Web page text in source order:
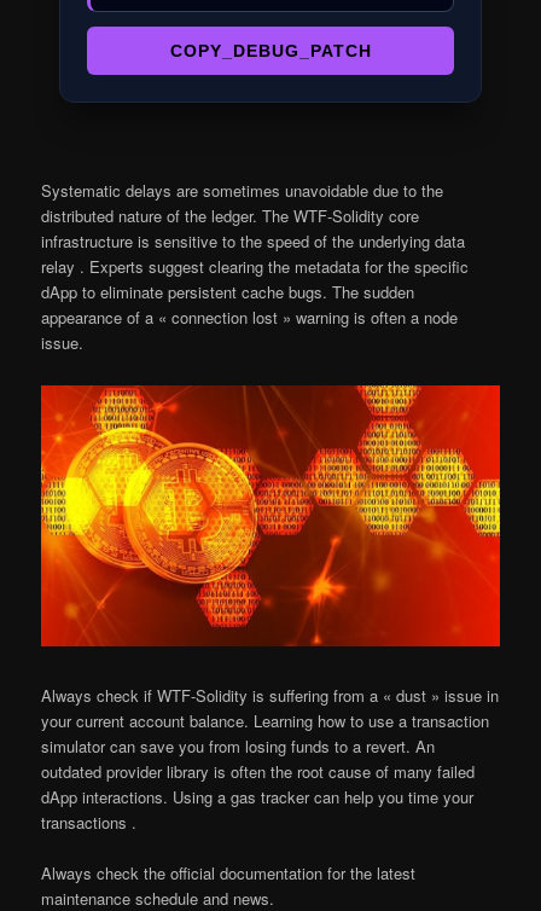
COPY_DEBUG_PATCH
Systematic delays are sometimes unavoidable due to the
distributed nature of the ledger. The WTF-Solidity core
infrastructure is sensitive to the speed of the underlying data
relay . Experts suggest clearing the metadata for the specific
dApp to eliminate persistent cache bugs. The sudden
appearance of a « connection lost » warning is often a node
issue.
Always check if WTF-Solidity is suffering from a « dust » issue in
your current account balance. Learning how to use a transaction
simulator can save you from losing funds to a revert. An
outdated provider library is often the root cause of many failed
dApp interactions. Using a gas tracker can help you time your
transactions .
Always check the official documentation for the latest
maintenance schedule and news.